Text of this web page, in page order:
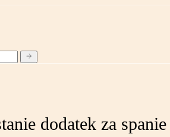
dodatek za